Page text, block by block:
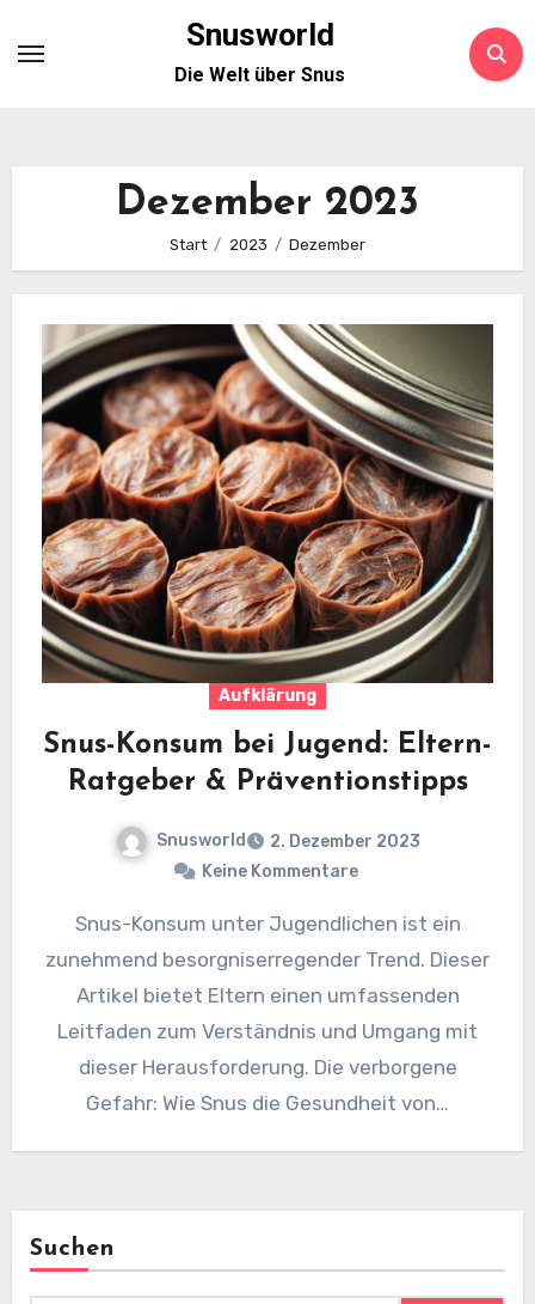
Inhalt
Snusworld
Die Welt über Snus
Dezember 2023
Start 2023 Dezember
Aufklärung
Snus-Konsum bei Jugend: Eltern-
Ratgeber & Präventionstipps
Snusworld
2. Dezember 2023
Keine Kommentare
Snus-Konsum unter Jugendlichen ist ein
zunehmend besorgniserregender Trend. Dieser
Artikel bietet Eltern einen umfassenden
Leitfaden zum Verständnis und Umgang mit
dieser Herausforderung. Die verborgene
Gefahr: Wie Snus die Gesundheit von…
Suchen